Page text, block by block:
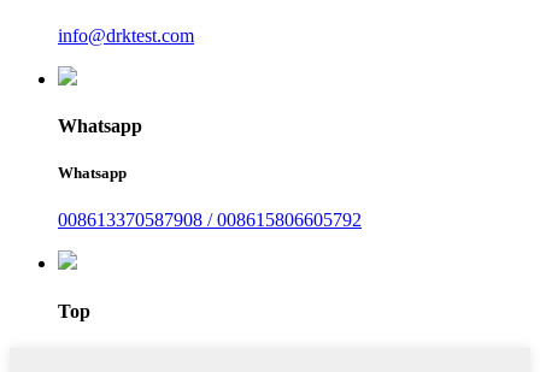
info@drktest.com
Whatsapp
Whatsapp
008613370587908 / 008615806605792
Top